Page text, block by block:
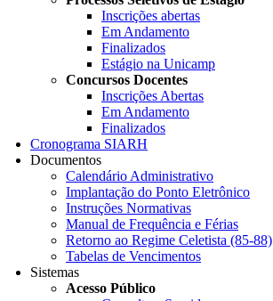
Inscrições abertas
Em Andamento
Finalizados
Estágio na Unicamp
Concursos Docentes
Inscrições Abertas
Em Andamento
Finalizados
Cronograma SIARH
Documentos
Calendário Administrativo
Implantação do Ponto Eletrônico
Instruções Normativas
Manual de Frequência e Férias
Retorno ao Regime Celetista (85-88)
Tabelas de Vencimentos
Sistemas
Acesso Público